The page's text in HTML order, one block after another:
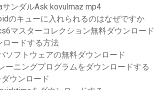
ンダルAsk kovulmaz mp4
のキューに入れられるのはなぜですか
マスターコレクション無料ダウンロード
ロードする方法
ソフトウェアの無料ダウンロード
ーニングプログラムをダウンロードする
ウンロード